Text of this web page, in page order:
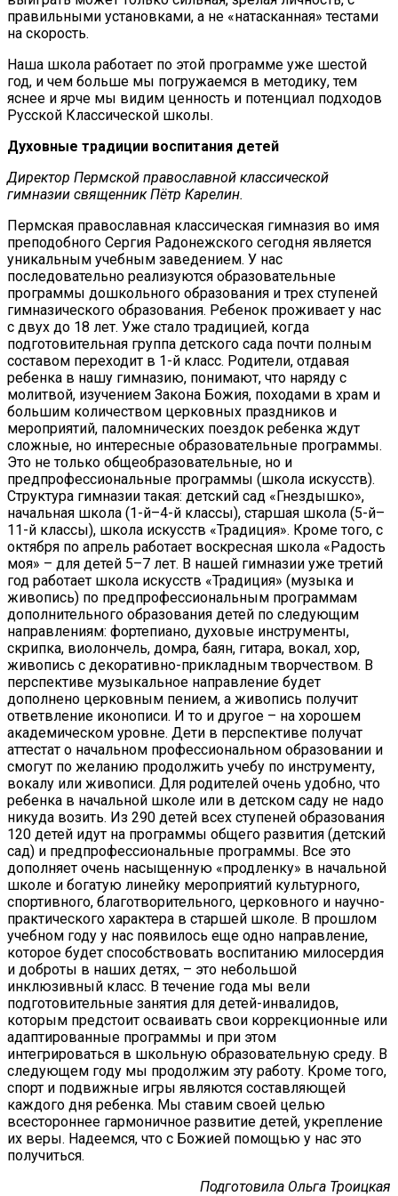
правильными установками, а не «натасканная» тестами
на скорость.
Наша школа работает по этой программе уже шестой
год, и чем больше мы погружаемся в методику, тем
яснее и ярче мы видим ценность и потенциал подходов
Русской Классической школы.
Духовные традиции воспитания детей
Директор Пермской православной классической
гимназии священник Пётр Карелин.
Пермская православная классическая гимназия во имя
преподобного Сергия Радонежского сегодня является
уникальным учебным заведением. У нас
последовательно реализуются образовательные
программы дошкольного образования и трех ступеней
гимназического образования. Ребенок проживает у нас
с двух до 18 лет. Уже стало традицией, когда
подготовительная группа детского сада почти полным
составом переходит в 1-й класс. Родители, отдавая
ребенка в нашу гимназию, понимают, что наряду с
молитвой, изучением Закона Божия, походами в храм и
большим количеством церковных праздников и
мероприятий, паломнических поездок ребенка ждут
сложные, но интересные образовательные программы.
Это не только общеобразовательные, но и
предпрофессиональные программы (школа искусств).
Структура гимназии такая: детский сад «Гнездышко»,
начальная школа (1-й–4-й классы), старшая школа (5-й–
11-й классы), школа искусств «Традиция». Кроме того, с
октября по апрель работает воскресная школа «Радость
моя» – для детей 5–7 лет. В нашей гимназии уже третий
год работает школа искусств «Традиция» (музыка и
живопись) по предпрофессиональным программам
дополнительного образования детей по следующим
направлениям: фортепиано, духовые инструменты,
скрипка, виолончель, домра, баян, гитара, вокал, хор,
живопись с декоративно-прикладным творчеством. В
перспективе музыкальное направление будет
дополнено церковным пением, а живопись получит
ответвление иконописи. И то и другое – на хорошем
академическом уровне. Дети в перспективе получат
аттестат о начальном профессиональном образовании и
смогут по желанию продолжить учебу по инструменту,
вокалу или живописи. Для родителей очень удобно, что
ребенка в начальной школе или в детском саду не надо
никуда возить. Из 290 детей всех ступеней образования
120 детей идут на программы общего развития (детский
сад) и предпрофессиональные программы. Все это
дополняет очень насыщенную «продленку» в начальной
школе и богатую линейку мероприятий культурного,
спортивного, благотворительного, церковного и научно-
практического характера в старшей школе. В прошлом
учебном году у нас появилось еще одно направление,
которое будет способствовать воспитанию милосердия
и доброты в наших детях, – это небольшой
инклюзивный класс. В течение года мы вели
подготовительные занятия для детей-инвалидов,
которым предстоит осваивать свои коррекционные или
адаптированные программы и при этом
интегрироваться в школьную образовательную среду. В
следующем году мы продолжим эту работу. Кроме того,
спорт и подвижные игры являются составляющей
каждого дня ребенка. Мы ставим своей целью
всестороннее гармоничное развитие детей, укрепление
их веры. Надеемся, что с Божией помощью у нас это
получиться.
Подготовила Ольга Троицкая